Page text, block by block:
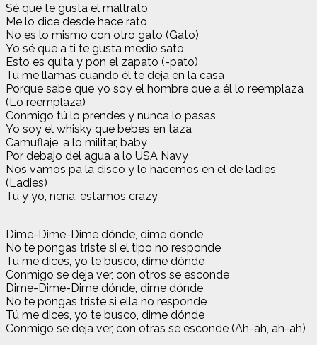
Sé que te gusta el maltrato
Me lo dice desde hace rato
No es lo mismo con otro gato (Gato)
Yo sé que a ti te gusta medio sato
Esto es quita y pon el zapato (-pato)
Tú me llamas cuando él te deja en la casa
Porque sabe que yo soy el hombre que a él lo reemplaza
(Lo reemplaza)
Conmigo tú lo prendes y nunca lo pasas
Yo soy el whisky que bebes en taza
Camuflaje, a lo militar, baby
Por debajo del agua a lo USA Navy
Nos vamos pa la disco y lo hacemos en el de ladies
(Ladies)
Tú y yo, nena, estamos crazy
Dime-Dime-Dime dónde, dime dónde
No te pongas triste si el tipo no responde
Tú me dices, yo te busco, dime dónde
Conmigo se deja ver, con otros se esconde
Dime-Dime-Dime dónde, dime dónde
No te pongas triste si ella no responde
Tú me dices, yo te busco, dime dónde
Conmigo se deja ver, con otras se esconde (Ah-ah, ah-ah)